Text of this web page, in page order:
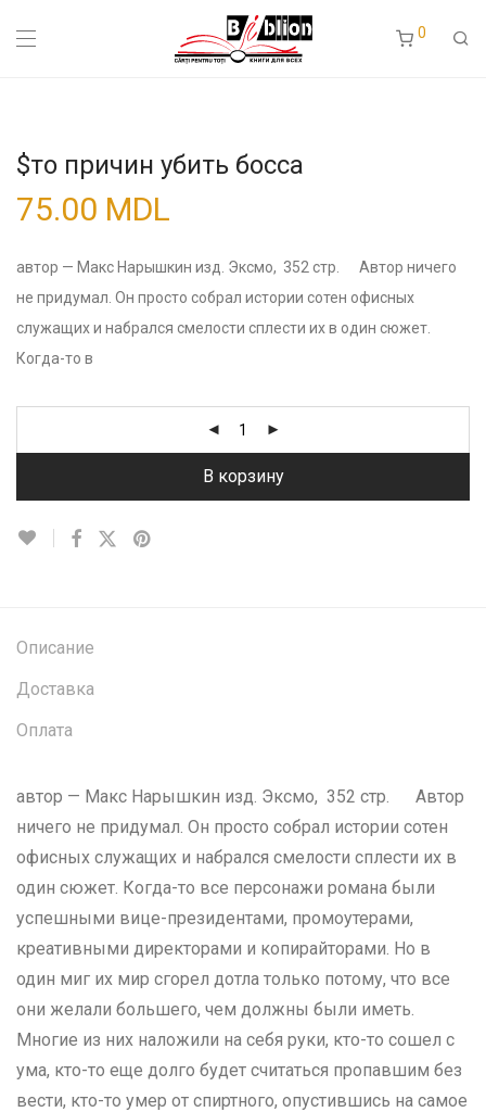
0
$то причин убить босса
75.00 MDL
автор — Макс Нарышкин изд. Эксмо, 352 стр. Автор ничего
не придумал. Он просто собрал истории сотен офисных
служащих и набрался смелости сплести их в один сюжет.
Когда-то в
В корзину
Описание
Доставка
Оплата
автор — Макс Нарышкин изд. Эксмо, 352 стр. Автор
ничего не придумал. Он просто собрал истории сотен
офисных служащих и набрался смелости сплести их в
один сюжет. Когда-то все персонажи романа были
успешными вице-президентами, промоутерами,
креативными директорами и копирайторами. Но в
один миг их мир сгорел дотла только потому, что все
они желали большего, чем должны были иметь.
Многие из них наложили на себя руки, кто-то сошел с
ума, кто-то еще долго будет считаться пропавшим без
вести, кто-то умер от спиртного, опустившись на самое